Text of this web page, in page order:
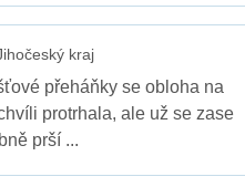
kraj
přeháňky se obloha na
protrhala, ale už se zase
prší ...